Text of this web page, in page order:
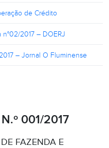
de Crédito
2017 – DOERJ
– Jornal O Fluminense
001/2017
FAZENDA E